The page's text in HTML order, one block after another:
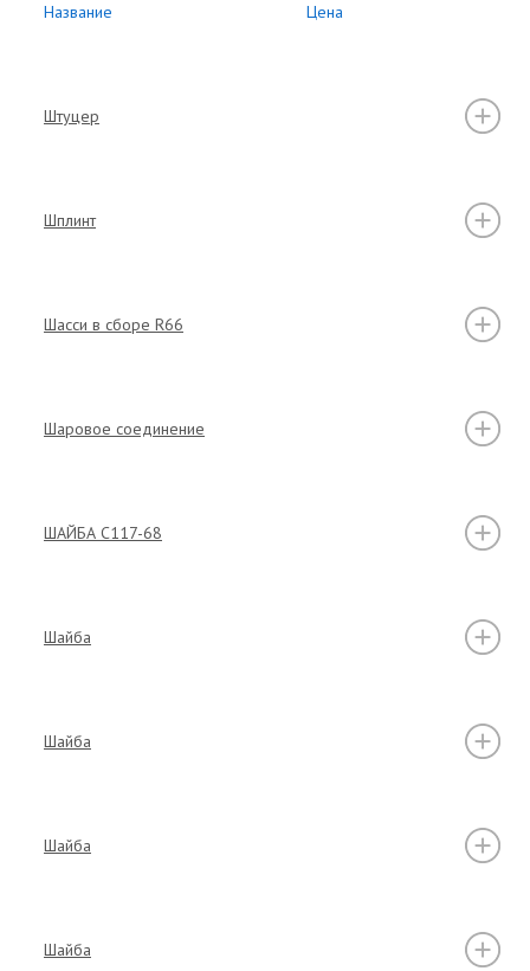
Название Цена
Штуцер
Шплинт
Шасси в сборе R66
Шаровое соединение
ШАЙБА C117-68
Шайба
Шайба
Шайба
Шайба